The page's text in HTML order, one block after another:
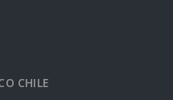
CHILE